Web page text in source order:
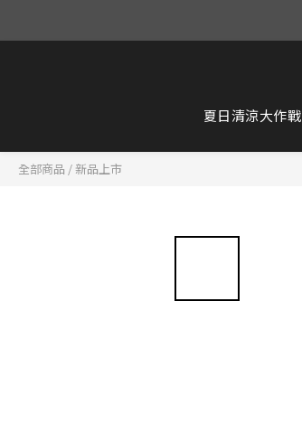
夏日清涼大作戰
全部商品 /新品上市